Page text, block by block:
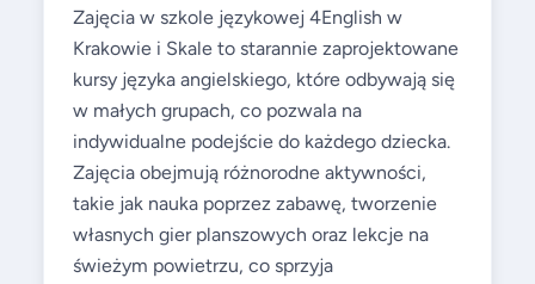
Zajęcia w szkole językowej 4English w
Krakowie i Skale to starannie zaprojektowane
kursy języka angielskiego, które odbywają się
w małych grupach, co pozwala na
indywidualne podejście do każdego dziecka.
Zajęcia obejmują różnorodne aktywności,
takie jak nauka poprzez zabawę, tworzenie
własnych gier planszowych oraz lekcje na
świeżym powietrzu, co sprzyja